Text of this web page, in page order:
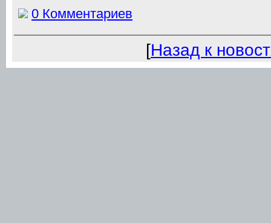
0 Комментариев
[Назад к